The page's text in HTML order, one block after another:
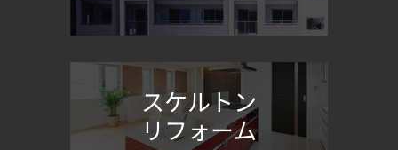
スケルトン
リフォーム